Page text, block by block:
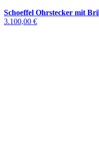
Schoeffel Ohrstecker mit
3.100,00 €